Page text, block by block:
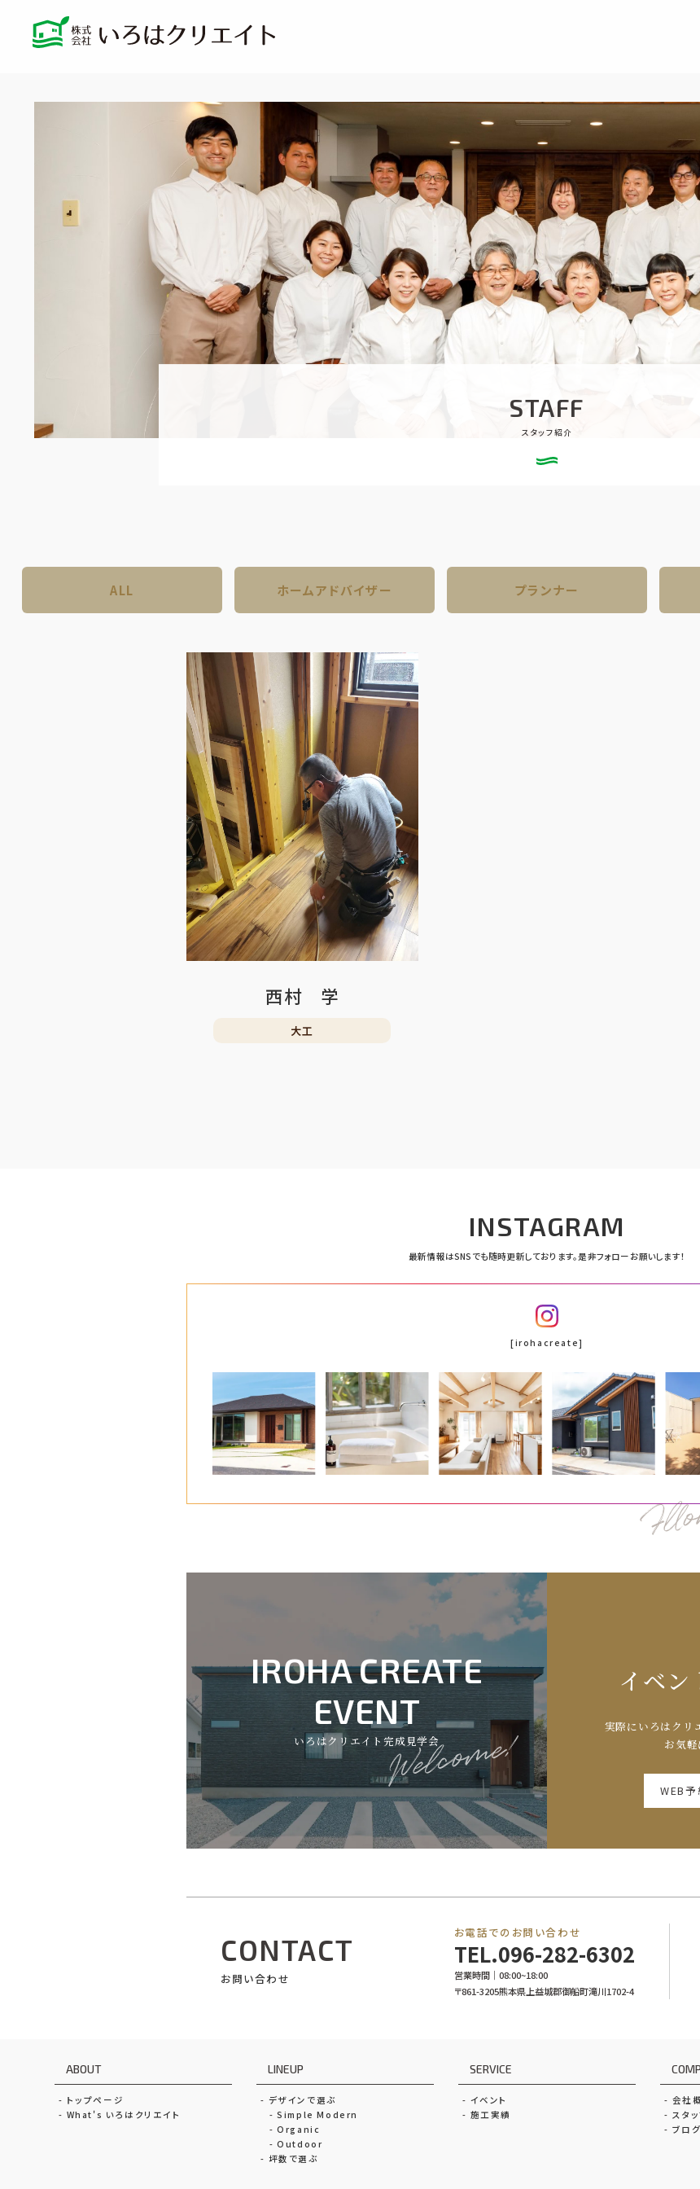
STAFF
スタッフ紹介
ALL ホームアドバイザー プランナー
西村 学
大工
INSTAGRAM
最新情報はSNSでも随時更新しております。是非フォローお願いします！
[irohacreate]
IROHA CREATE
EVENT
いろはクリエイト完成見学会
イベン
実際にいろはクリ
お気
WEB予
CONTACT
お問い合わせ
お電話でのお問い合わせ
TEL.096-282-6302
営業時間｜08:00~18:00
〒861-3205熊本県上益城郡御船町滝川1702-4
ABOUT
トップページ
What's いろはクリエイト
LINEUP
デザインで選ぶ
Simple Modern
Organic
Outdoor
坪数で選ぶ
SERVICE
イベント
施工実績
会社
スタ
ブログ